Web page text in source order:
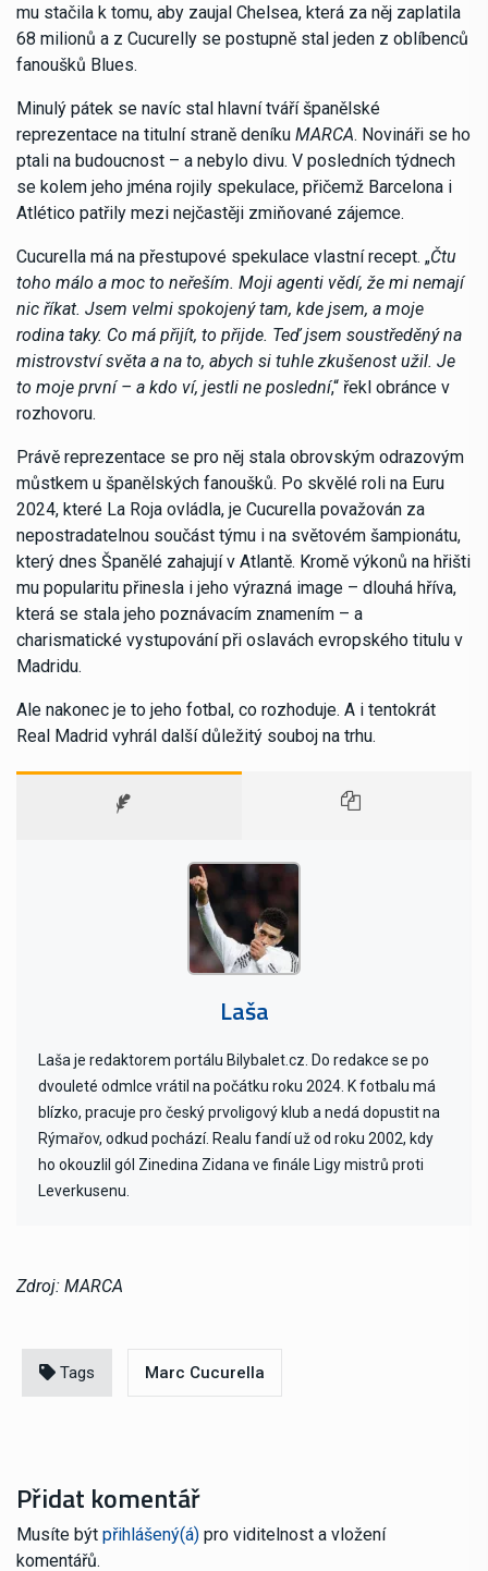
mu stačila k tomu, aby zaujal Chelsea, která za něj zaplatila
68 milionů a z Cucurelly se postupně stal jeden z oblíbenců
fanoušků Blues.
Minulý pátek se navíc stal hlavní tváří španělské
reprezentace na titulní straně deníku MARCA. Novináři se ho
ptali na budoucnost – a nebylo divu. V posledních týdnech
se kolem jeho jména rojily spekulace, přičemž Barcelona i
Atlético patřily mezi nejčastěji zmiňované zájemce.
Cucurella má na přestupové spekulace vlastní recept. „Čtu
toho málo a moc to neřeším. Moji agenti vědí, že mi nemají
nic říkat. Jsem velmi spokojený tam, kde jsem, a moje
rodina taky. Co má přijít, to přijde. Teď jsem soustředěný na
mistrovství světa a na to, abych si tuhle zkušenost užil. Je
to moje první – a kdo ví, jestli ne poslední,“ řekl obránce v
rozhovoru.
Právě reprezentace se pro něj stala obrovským odrazovým
můstkem u španělských fanoušků. Po skvělé roli na Euru
2024, které La Roja ovládla, je Cucurella považován za
nepostradatelnou součást týmu i na světovém šampionátu,
který dnes Španělé zahajují v Atlantě. Kromě výkonů na hřišti
mu popularitu přinesla i jeho výrazná image – dlouhá hříva,
která se stala jeho poznávacím znamením – a
charismatické vystupování při oslavách evropského titulu v
Madridu.
Ale nakonec je to jeho fotbal, co rozhoduje. A i tentokrát
Real Madrid vyhrál další důležitý souboj na trhu.
Laša
Laša je redaktorem portálu Bilybalet.cz. Do redakce se po
dvouleté odmlce vrátil na počátku roku 2024. K fotbalu má
blízko, pracuje pro český prvoligový klub a nedá dopustit na
Rýmařov, odkud pochází. Realu fandí už od roku 2002, kdy
ho okouzlil gól Zinedina Zidana ve finále Ligy mistrů proti
Leverkusenu.
Zdroj: MARCA
Tags Marc Cucurella
Přidat komentář
Musíte být přihlášený(á) pro viditelnost a vložení
komentářů.